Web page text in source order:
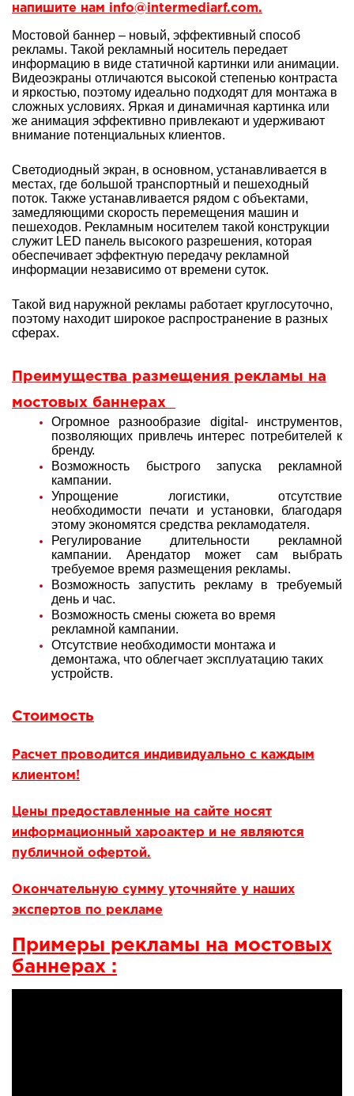
напишите нам info@intermediarf.com.
Мостовой баннер – новый, эффективный способ
рекламы. Такой рекламный носитель передает
информацию в виде статичной картинки или анимации.
Видеоэкраны отличаются высокой степенью контраста
и яркостью, поэтому идеально подходят для монтажа в
сложных условиях. Яркая и динамичная картинка или
же анимация эффективно привлекают и удерживают
внимание потенциальных клиентов.
Светодиодный экран, в основном, устанавливается в
местах, где большой транспортный и пешеходный
поток. Также устанавливается рядом с объектами,
замедляющими скорость перемещения машин и
пешеходов. Рекламным носителем такой конструкции
служит LED панель высокого разрешения, которая
обеспечивает эффектную передачу рекламной
информации независимо от времени суток.
Такой вид наружной рекламы работает круглосуточно,
поэтому находит широкое распространение в разных
сферах.
Преимущества размещения рекламы на
мостовых баннерах
Огромное разнообразие digital- инструментов,
позволяющих привлечь интерес потребителей к
бренду.
Возможность быстрого запуска рекламной
кампании.
Упрощение логистики, отсутствие
необходимости печати и установки, благодаря
этому экономятся средства рекламодателя.
Регулирование длительности рекламной
кампании. Арендатор может сам выбрать
требуемое время размещения рекламы.
Возможность запустить рекламу в требуемый
день и час.
Возможность смены сюжета во время
рекламной кампании.
Отсутствие необходимости монтажа и
демонтажа, что облегчает эксплуатацию таких
устройств.
Стоимость
Расчет проводится индивидуально с каждым
клиентом!
Цены предоставленные на сайте носят
информационный хароактер и не являются
публичной офертой.
Окончательную сумму уточняйте у наших
экспертов по рекламе
Примеры рекламы на мостовых
баннерах :